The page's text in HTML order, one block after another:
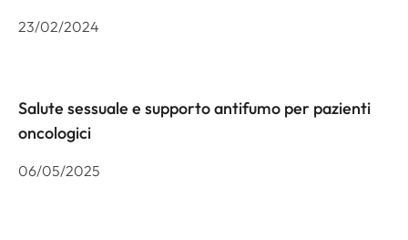
23/02/2024
Salute sessuale e supporto antifumo per pazienti
oncologici
06/05/2025